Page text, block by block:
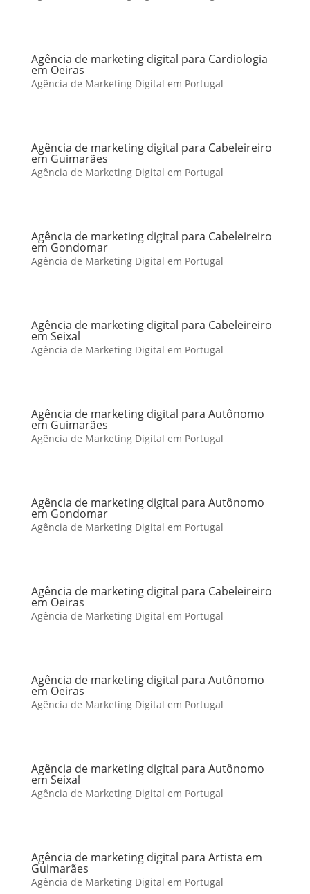
Agência de marketing digital para Cardiologia
em Oeiras
Agência de Marketing Digital em Portugal
Agência de marketing digital para Cabeleireiro
em Guimarães
Agência de Marketing Digital em Portugal
Agência de marketing digital para Cabeleireiro
em Gondomar
Agência de Marketing Digital em Portugal
Agência de marketing digital para Cabeleireiro
em Seixal
Agência de Marketing Digital em Portugal
Agência de marketing digital para Autônomo
em Guimarães
Agência de Marketing Digital em Portugal
Agência de marketing digital para Autônomo
em Gondomar
Agência de Marketing Digital em Portugal
Agência de marketing digital para Cabeleireiro
em Oeiras
Agência de Marketing Digital em Portugal
Agência de marketing digital para Autônomo
em Oeiras
Agência de Marketing Digital em Portugal
Agência de marketing digital para Autônomo
em Seixal
Agência de Marketing Digital em Portugal
Agência de marketing digital para Artista em
Guimarães
Agência de Marketing Digital em Portugal